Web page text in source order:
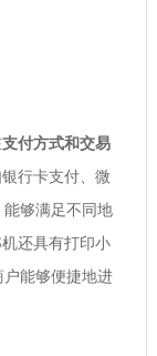
支付方式和交易
行卡支付、微
够满足不同地
还具有打印小
能够便捷地进